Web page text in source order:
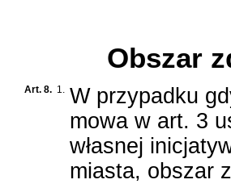
Obszar
Art. 8. 1. W przypadku
mowa w art. 3
własnej
miasta, obszar